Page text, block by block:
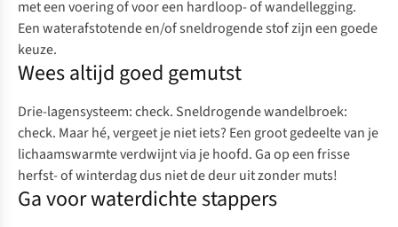
met een voering of voor een hardloop- ofwandellegging.
Een waterafstotende en/of sneldrogende stof zijn een goede
keuze.
Wees altijd goed gemutst
Drie-lagensysteem: check. Sneldrogende wandelbroek:
check. Maar hé, vergeet je niet iets? Een groot gedeelte van je
lichaamswarmte verdwijnt via je hoofd. Ga op een frisse
herfst- of winterdag dus niet de deur uit zondermuts!
Ga voor waterdichte stappers